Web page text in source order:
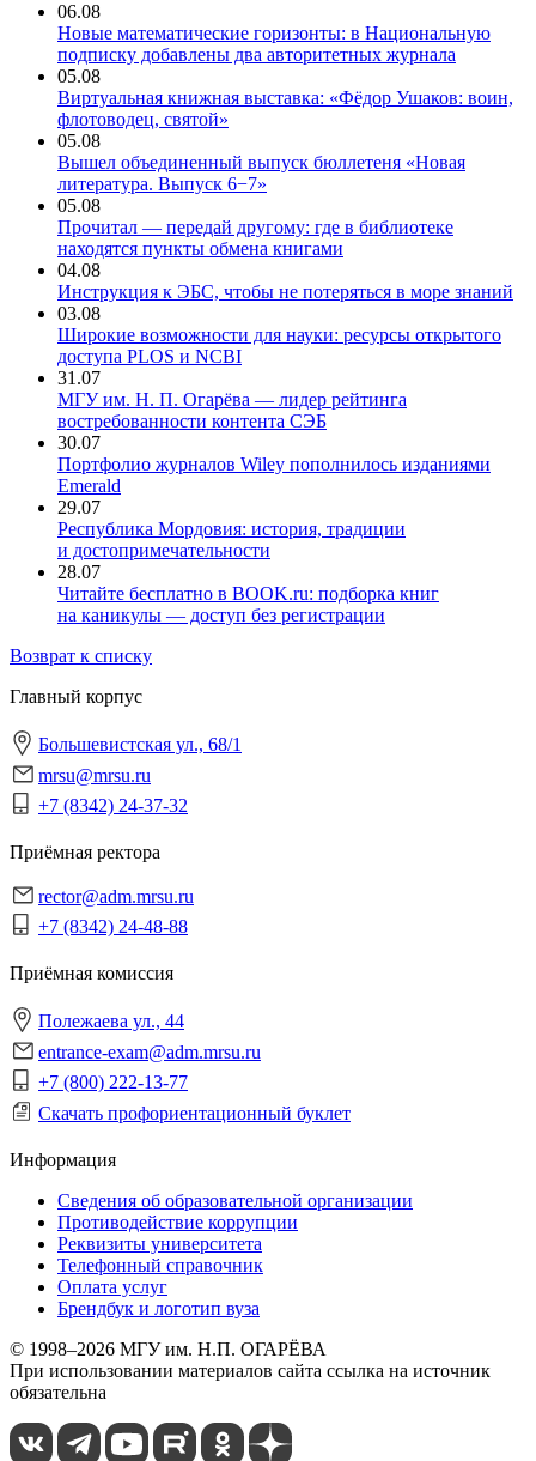
06.08
Новые математические горизонты: в Национальную
подписку добавлены два авторитетных журнала
05.08
Виртуальная книжная выставка: «Фёдор Ушаков: воин,
флотоводец, святой»
05.08
Вышел объединенный выпуск бюллетеня «Новая
литература. Выпуск 6−7»
05.08
Прочитал — передай другому: где в библиотеке
находятся пункты обмена книгами
04.08
Инструкция к ЭБС, чтобы не потеряться в море знаний
03.08
Широкие возможности для науки: ресурсы открытого
доступа PLOS и NCBI
31.07
МГУ им. Н. П. Огарёва — лидер рейтинга
востребованности контента СЭБ
30.07
Портфолио журналов Wiley пополнилось изданиями
Emerald
29.07
Республика Мордовия: история, традиции
и достопримечательности
28.07
Читайте бесплатно в BOOK.ru: подборка книг
на каникулы — доступ без регистрации
Возврат к списку
Главный корпус
Большевистская ул., 68/1
mrsu@mrsu.ru
+7 (8342) 24-37-32
Приёмная ректора
rector@adm.mrsu.ru
+7 (8342) 24-48-88
Приёмная комиссия
Полежаева ул., 44
entrance-exam@adm.mrsu.ru
+7 (800) 222-13-77
Скачать профориентационный буклет
Информация
Сведения об образовательной организации
Противодействие коррупции
Реквизиты университета
Телефонный справочник
Оплата услуг
Брендбук и логотип вуза
© 1998–2026 МГУ им. Н.П. ОГАРЁВА
При использовании материалов сайта ссылка на источник
обязательна